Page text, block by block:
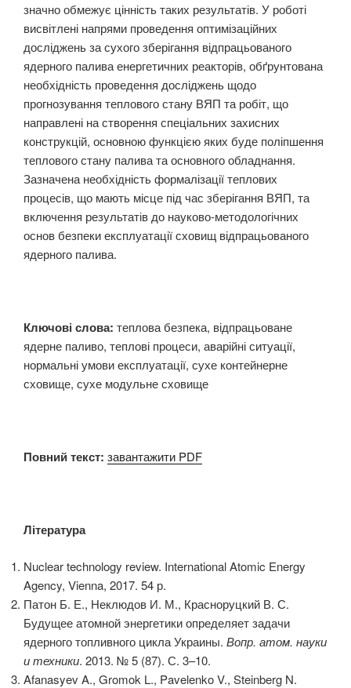
значно обмежує цінність таких результатів. У роботі
висвітлені напрями проведення оптимізаційних
досліджень за сухого зберігання відпрацьованого
ядерного палива енергетичних реакторів, обґрунтована
необхідність проведення досліджень щодо
прогнозування теплового стану ВЯП та робіт, що
направлені на створення спеціальних захисних
конструкцій, основною функцією яких буде поліпшення
теплового стану палива та основного обладнання.
Зазначена необхідність формалізації теплових
процесів, що мають місце під час зберігання ВЯП, та
включення результатів до науково-методологічних
основ безпеки експлуатації сховищ відпрацьованого
ядерного палива.
Ключові слова: теплова безпека, відпрацьоване
ядерне паливо, теплові процеси, аварійні ситуації,
нормальні умови експлуатації, сухе контейнерне
сховище, сухе модульне сховище
Повний текст: завантажити PDF
Література
Nuclear technology review. International Atomic Energy
Agency, Vienna, 2017. 54 р.
Патон Б. Е., Неклюдов И. М., Красноруцкий В. С.
Будущее атомной энергетики определяет задачи
ядерного топливного цикла Украины. Вопр. атом. науки
и техники. 2013. № 5 (87). С. 3–10.
Afanasyev A., Gromok L., Pavelenko V., Steinberg N.